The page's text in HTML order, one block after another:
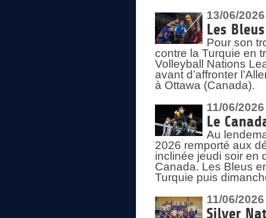
13/06/2026
Les
Pour son
contre la Turquie en
Volleyball Nations
avant d’affronter
à Ottawa (Canada).
11/06/2026
Le
Au
2026 remporté aux
inclinée jeudi soir en
Canada. Les Bleus
Turquie puis
11/06/2026
Silver